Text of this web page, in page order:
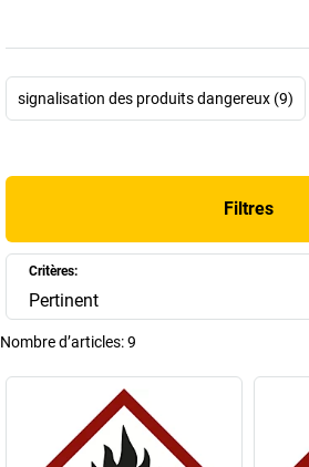
contenants ou encore les armoires de
pictogramme des
pour signaler efficacement vos installations
Afficher plus
signalisation des produits dangereux (9)
Filtres
Critères:
Pertinent
Nombre d’articles:9